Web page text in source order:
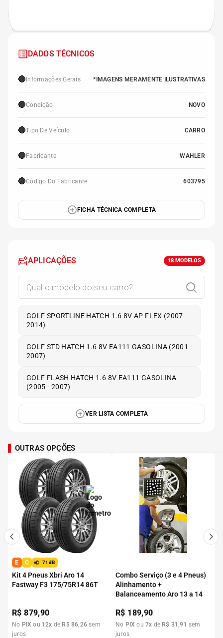
DADOS TÉCNICOS
🔴 Informações Gerais *IMAGENS MERAMENTE ILUSTRATIVAS
🔴Condição NOVO
🔴Tipo De Veículo CARRO
🔴 Fabricante WAHLER
🔴Código Do Fabricante 603795
FICHA TÉCNICA COMPLETA
APLICAÇÕES 18 MODELOS
GOLF SPORTLINE HATCH 1.6 8V AP FLEX (2007 -
2014)
GOLF STD HATCH 1.6 8V EA111 GASOLINA (2001 -
2007)
GOLF FLASH HATCH 1.6 8V EA111 GASOLINA
(2005 - 2007)
VER LISTA COMPLETA
OUTRAS OPÇÕES
E C 71dB
Kit 4 Pneus Xbri Aro 14
Fastway F3 175/75R14 86T
R$879,90
No PIX ou 12x de R$ 86,26 sem
juros
Combo Serviço (3 e 4 Pneus)
Alinhamento +
Balanceamento Aro 13 a 14
R$ 189,90
No PIX ou7x de R$ 31 ,91 sem
juros